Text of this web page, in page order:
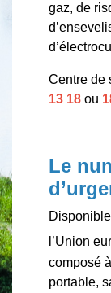
gaz, de
Centre de
13 18 ou
Le
l’Union
composé
portable,